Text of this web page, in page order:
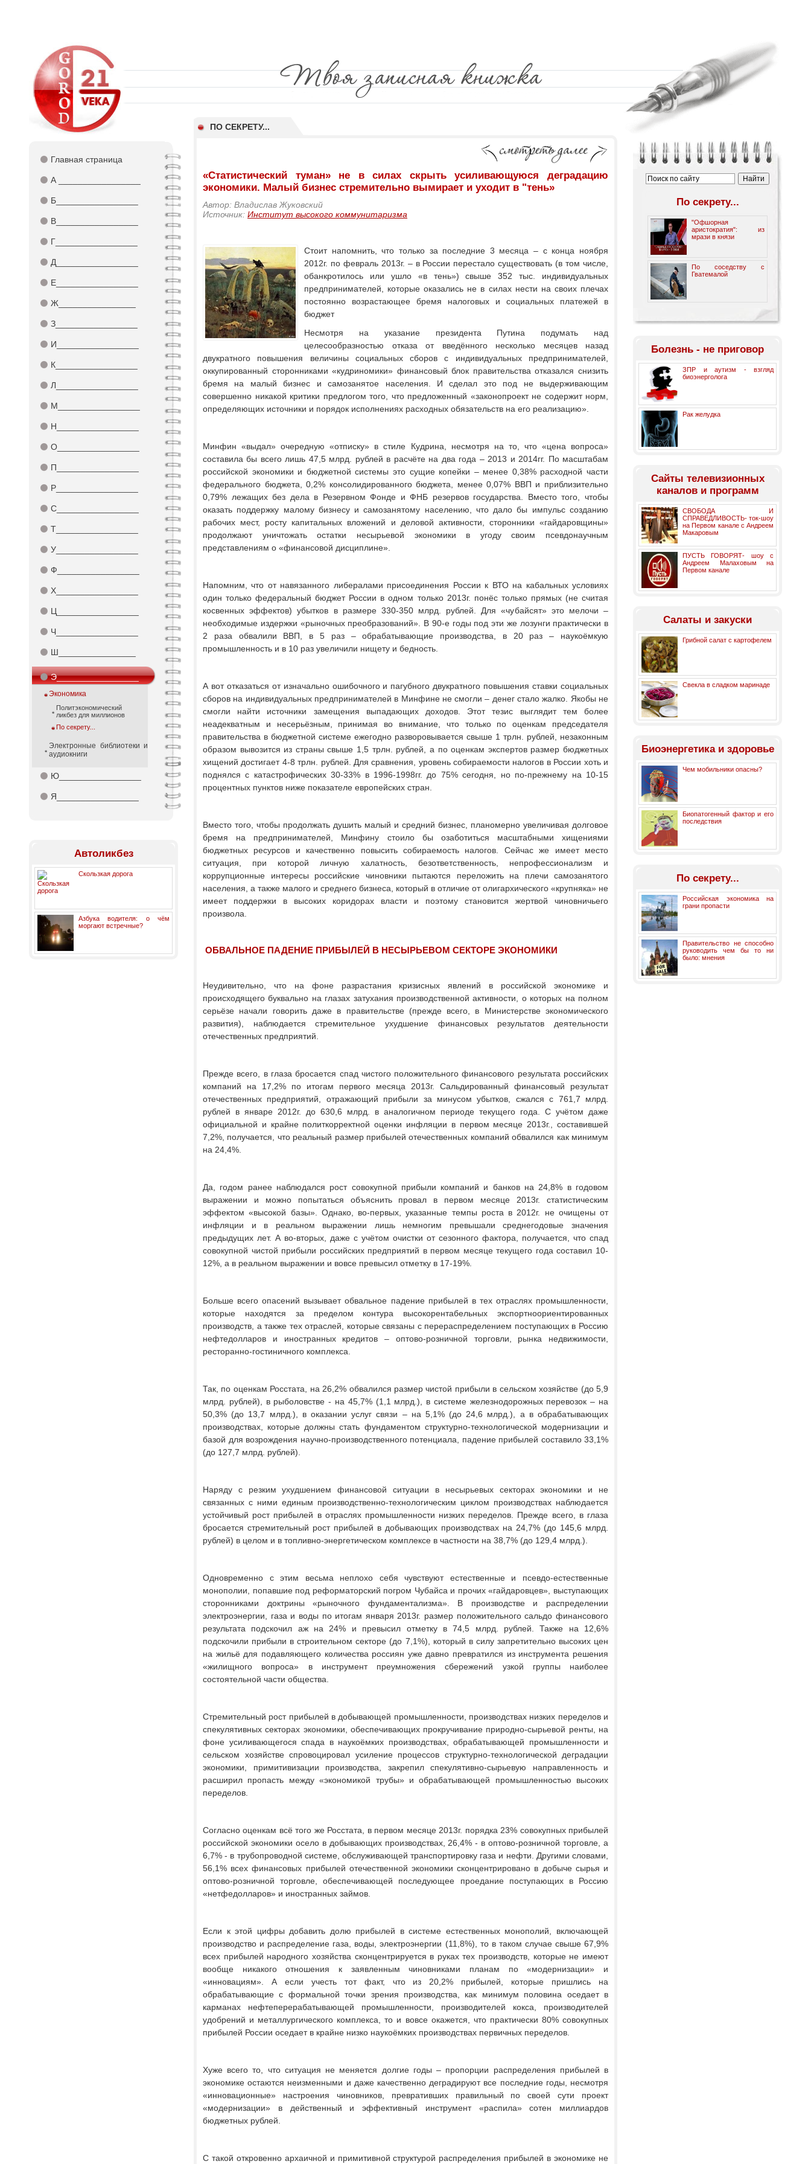
ПО СЕКРЕТУ...
⚫ Главная страница
⚫ А _________________
⚫ Б_________________
⚫ В_________________
⚫ Г_________________
⚫ Д_________________
⚫ Е_________________
⚫ Ж________________
⚫ З_________________
⚫ И_________________
⚫ К_________________
⚫ Л_________________
⚫ М_________________
⚫ Н_________________
⚫ О_________________
⚫ П_________________
⚫ Р_________________
⚫ С_________________
⚫ Т_________________
⚫ У_________________
⚫ Ф_________________
⚫ Х_________________
⚫ Ц_________________
⚫ Ч_________________
⚫ Ш________________
⚫Э_________________
Экономика
Политэкономический
ликбез для миллионов
По секрету...
Электронные библиотеки и
аудиокниги
⚫ Ю_________________
⚫ Я_________________
Автоликбез
Скользкая дорога
Азбука водителя: о чём
моргают встречные?
«Статистический туман» не в силах скрыть усиливающуюся деградацию
экономики. Малый бизнес стремительно вымирает и уходит в "тень»
Автор: Владислав Жуковский
Источник: Институт высокого коммунитаризма
Стоит напомнить, что только за последние 3 месяца – с конца ноября
2012г. по февраль 2013г. – в России перестало существовать (в том числе,
обанкротилось или ушло «в тень») свыше 352 тыс. индивидуальных
предпринимателей, которые оказались не в силах нести на своих плечах
постоянно возрастающее бремя налоговых и социальных платежей в
бюджет
Несмотря на указание президента Путина подумать над
целесообразностью отказа от введённого несколько месяцев назад
двукратного повышения величины социальных сборов с индивидуальных предпринимателей,
оккупированный сторонниками «кудриномики» финансовый блок правительства отказался снизить
бремя на малый бизнес и самозанятое населения. И сделал это под не выдерживающим
совершенно никакой критики предлогом того, что предложенный «законопроект не содержит норм,
определяющих источники и порядок исполнениях расходных обязательств на его реализацию».
Минфин «выдал» очередную «отписку» в стиле Кудрина, несмотря на то, что «цена вопроса»
составила бы всего лишь 47,5 млрд. рублей в расчёте на два года – 2013 и 2014гг. По масштабам
российской экономики и бюджетной системы это сущие копейки – менее 0,38% расходной части
федерального бюджета, 0,2% консолидированного бюджета, менее 0,07% ВВП и приблизительно
0,79% лежащих без дела в Резервном Фонде и ФНБ резервов государства. Вместо того, чтобы
оказать поддержку малому бизнесу и самозанятому населению, что дало бы импульс созданию
рабочих мест, росту капитальных вложений и деловой активности, сторонники «гайдаровщины»
продолжают уничтожать остатки несырьевой экономики в угоду своим псевдонаучным
представлениям о «финансовой дисциплине».
Напомним, что от навязанного либералами присоединения России к ВТО на кабальных условиях
один только федеральный бюджет России в одном только 2013г. понёс только прямых (не считая
косвенных эффектов) убытков в размере 330-350 млрд. рублей. Для «чубайсят» это мелочи –
необходимые издержки «рыночных преобразований». В 90-е годы под эти же лозунги практически в
2 раза обвалили ВВП, в 5 раз – обрабатывающие производства, в 20 раз – наукоёмкую
промышленность и в 10 раз увеличили нищету и бедность.
А вот отказаться от изначально ошибочного и пагубного двукратного повышения ставки социальных
сборов на индивидуальных предпринимателей в Минфине не смогли – денег стало жалко. Якобы не
смогли найти источники замещения выпадающих доходов. Этот тезис выглядит тем более
неадекватным и несерьёзным, принимая во внимание, что только по оценкам председателя
правительства в бюджетной системе ежегодно разворовывается свыше 1 трлн. рублей, незаконным
образом вывозится из страны свыше 1,5 трлн. рублей, а по оценкам экспертов размер бюджетных
хищений достигает 4-8 трлн. рублей. Для сравнения, уровень собираемости налогов в России хоть и
поднялся с катастрофических 30-33% в 1996-1998гг. до 75% сегодня, но по-прежнему на 10-15
процентных пунктов ниже показателе европейских стран.
Вместо того, чтобы продолжать душить малый и средний бизнес, планомерно увеличивая долговое
бремя на предпринимателей, Минфину стоило бы озаботиться масштабными хищениями
бюджетных ресурсов и качественно повысить собираемость налогов. Сейчас же имеет место
ситуация, при которой личную халатность, безответственность, непрофессионализм и
коррупционные интересы российские чиновники пытаются переложить на плечи самозанятого
населения, а также малого и среднего бизнеса, который в отличие от олигархического «крупняка» не
имеет поддержки в высоких коридорах власти и поэтому становится жертвой чиновничьего
произвола.
ОБВАЛЬНОЕ ПАДЕНИЕ ПРИБЫЛЕЙ В НЕСЫРЬЕВОМ СЕКТОРЕ ЭКОНОМИКИ
Неудивительно, что на фоне разрастания кризисных явлений в российской экономике и
происходящего буквально на глазах затухания производственной активности, о которых на полном
серьёзе начали говорить даже в правительстве (прежде всего, в Министерстве экономического
развития), наблюдается стремительное ухудшение финансовых результатов деятельности
отечественных предприятий.
Прежде всего, в глаза бросается спад чистого положительного финансового результата российских
компаний на 17,2% по итогам первого месяца 2013г. Сальдированный финансовый результат
отечественных предприятий, отражающий прибыли за минусом убытков, сжался с 761,7 млрд.
рублей в январе 2012г. до 630,6 млрд. в аналогичном периоде текущего года. С учётом даже
официальной и крайне политкорректной оценки инфляции в первом месяце 2013г., составившей
7,2%, получается, что реальный размер прибылей отечественных компаний обвалился как минимум
на 24,4%.
Да, годом ранее наблюдался рост совокупной прибыли компаний и банков на 24,8% в годовом
выражении и можно попытаться объяснить провал в первом месяце 2013г. статистическим
эффектом «высокой базы». Однако, во-первых, указанные темпы роста в 2012г. не очищены от
инфляции и в реальном выражении лишь немногим превышали среднегодовые значения
предыдущих лет. А во-вторых, даже с учётом очистки от сезонного фактора, получается, что спад
совокупной чистой прибыли российских предприятий в первом месяце текущего года составил 10-
12%, а в реальном выражении и вовсе превысил отметку в 17-19%.
Больше всего опасений вызывает обвальное падение прибылей в тех отраслях промышленности,
которые находятся за пределом контура высокорентабельных экспортноориентированных
производств, а также тех отраслей, которые связаны с перераспределением поступающих в Россию
нефтедолларов и иностранных кредитов – оптово-розничной торговли, рынка недвижимости,
ресторанно-гостиничного комплекса.
Так, по оценкам Росстата, на 26,2% обвалился размер чистой прибыли в сельском хозяйстве (до 5,9
млрд. рублей), в рыболовстве - на 45,7% (1,1 млрд.), в системе железнодорожных перевозок – на
50,3% (до 13,7 млрд.), в оказании услуг связи – на 5,1% (до 24,6 млрд.), а в обрабатывающих
производствах, которые должны стать фундаментом структурно-технологической модернизации и
базой для возрождения научно-производственного потенциала, падение прибылей составило 33,1%
(до 127,7 млрд. рублей).
Наряду с резким ухудшением финансовой ситуации в несырьевых секторах экономики и не
связанных с ними единым производственно-технологическим циклом производствах наблюдается
устойчивый рост прибылей в отраслях промышленности низких переделов. Прежде всего, в глаза
бросается стремительный рост прибылей в добывающих производствах на 24,7% (до 145,6 млрд.
рублей) в целом и в топливно-энергетическом комплексе в частности на 38,7% (до 129,4 млрд.).
Одновременно с этим весьма неплохо себя чувствуют естественные и псевдо-естественные
монополии, попавшие под реформаторский погром Чубайса и прочих «гайдаровцев», выступающих
сторонниками доктрины «рыночного фундаментализма». В производстве и распределении
электроэнергии, газа и воды по итогам января 2013г. размер положительного сальдо финансового
результата подскочил аж на 24% и превысил отметку в 74,5 млрд. рублей. Также на 12,6%
подскочили прибыли в строительном секторе (до 7,1%), который в силу запретительно высоких цен
на жильё для подавляющего количества россиян уже давно превратился из инструмента решения
«жилищного вопроса» в инструмент преумножения сбережений узкой группы наиболее
состоятельной части общества.
Стремительный рост прибылей в добывающей промышленности, производствах низких переделов и
спекулятивных секторах экономики, обеспечивающих прокручивание природно-сырьевой ренты, на
фоне усиливающегося спада в наукоёмких производствах, обрабатывающей промышленности и
сельском хозяйстве спровоцировал усиление процессов структурно-технологической деградации
экономики, примитивизации производства, закрепил спекулятивно-сырьевую направленность и
расширил пропасть между «экономикой трубы» и обрабатывающей промышленностью высоких
переделов.
Согласно оценкам всё того же Росстата, в первом месяце 2013г. порядка 23% совокупных прибылей
российской экономики осело в добывающих производствах, 26,4% - в оптово-розничной торговле, а
6,7% - в трубопроводной системе, обслуживающей транспортировку газа и нефти. Другими словами,
56,1% всех финансовых прибылей отечественной экономики сконцентрировано в добыче сырья и
оптово-розничной торговле, обеспечивающей последующее проедание поступающих в Россию
«нетфедолларов» и иностранных займов.
Если к этой цифры добавить долю прибылей в системе естественных монополий, включающей
производство и распределение газа, воды, электроэнергии (11,8%), то в таком случае свыше 67,9%
всех прибылей народного хозяйства сконцентрируется в руках тех производств, которые не имеют
вообще никакого отношения к заявленным чиновниками планам по «модернизации» и
«инновациям». А если учесть тот факт, что из 20,2% прибылей, которые пришлись на
обрабатывающие с формальной точки зрения производства, как минимум половина оседает в
карманах нефтеперерабатывающей промышленности, производителей кокса, производителей
удобрений и металлургического комплекса, то и вовсе окажется, что практически 80% совокупных
прибылей России оседает в крайне низко наукоёмких производствах первичных переделов.
Хуже всего то, что ситуация не меняется долгие годы – пропорции распределения прибылей в
экономике остаются неизменными и даже качественно деградируют все последние годы, несмотря
«инновационные» настроения чиновников, превративших правильный по своей сути проект
«модернизации» в действенный и эффективный инструмент «распила» сотен миллиардов
бюджетных рублей.
С такой откровенно архаичной и примитивной структурой распределения прибылей в экономике не
По секрету...
"Офшорная
аристократия": из
мрази в князи
По соседству с
Гватемалой
Болезнь - не приговор
ЗПР и аутизм - взгляд
биоэнерголога
Рак желудка
Cайты телевизионных
каналов и программ
СВОБОДА И
СПРАВЕДЛИВОСТЬ- ток-шоу
на Первом канале с Андреем
Макаровым
ПУСТЬ ГОВОРЯТ- шоу с
Андреем Малаховым на
Первом канале
Салаты и закуски
Грибной салат с картофелем
Свекла в сладком маринаде
Биоэнергетика и здоровье
Чем мобильники опасны?
Биопатогенный фактор и его
последствия
По секрету...
Российская экономика на
грани пропасти
Правительство не способно
руководить чем бы то ни
было: мнения